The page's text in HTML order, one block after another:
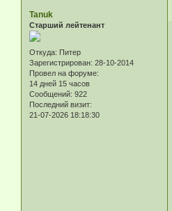
Tanuk
Старший лейтенант
Откуда: Питер
Зарегистрирован: 28-10-2014
Провел на форуме:
14 дней 15 часов
Сообщений: 922
Последний визит:
21-07-2026 18:18:30